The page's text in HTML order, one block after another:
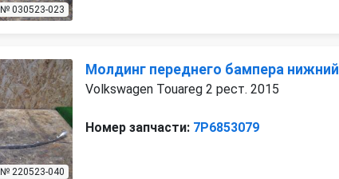
№ 030523-023
№ 220523-040
Молдинг переднего бампера нижний
Volkswagen Touareg 2 рест. 2015
Номер запчасти: 7P6853079